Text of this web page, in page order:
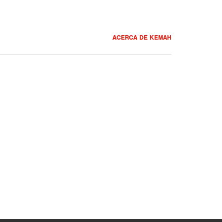
ACERCA DE KEMAH